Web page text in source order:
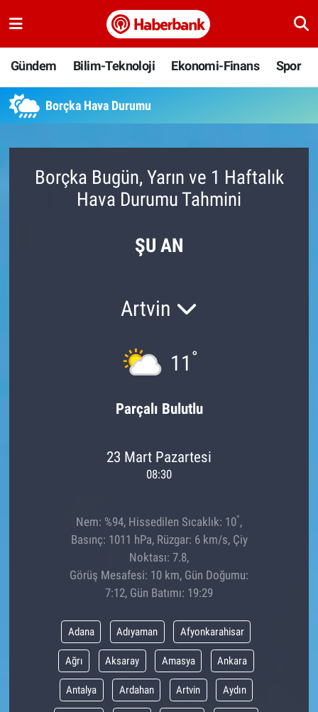
Gündem Bilim-Teknoloji Ekonomi-Finans Spor
Borçka Hava Durumu
Borçka Bugün, Yarın ve 1 Haftalık
Hava Durumu Tahmini
ŞU AN
Artvin
11 °
Parçalı Bulutlu
23 Mart Pazartesi
08:30
Nem: %94, Hissedilen Sıcaklık: 10°,
Basınç: 1011 hPa, Rüzgar: 6 km/s, Çiy
Noktası: 7.8,
Görüş Mesafesi: 10 km, Gün Doğumu:
7:12, Gün Batımı: 19:29
Adana Adıyaman Afyonkarahisar
Ağrı Aksaray Amasya Ankara
Antalya Ardahan Artvin Aydın
Bilim-Teknoloji
Ekonomi-Finans
Hava Durumu
Namaz Vakitleri
Süper Lig Puan Durumu ve Fikstür